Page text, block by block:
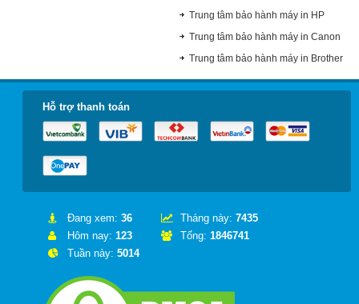
Trung tâm bảo hành máy in HP
Trung tâm bảo hành máy in Canon
Trung tâm bảo hành máy in Brother
Hỗ trợ thanh toán
Đang xem: 36
Hôm nay: 123
Tuần này: 5014
Tháng này: 7435
Tổng: 1846741